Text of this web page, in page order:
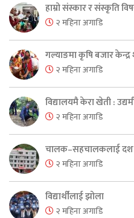
हाम्रो संस्कार र संस्कृति
२ महिना अगाडि
गल्याङमा कृषि बजार
२ महिना अगाडि
विद्यालयमै केरा खेती : उद्यमी
२ महिना अगाडि
चालक–सहचालकलाई दश
२ महिना अगाडि
विद्यार्थीलाई झोला
२ महिना अगाडि